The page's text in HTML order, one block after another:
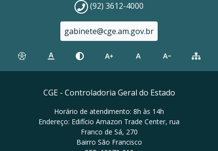
(92) 3612-4000
gabinete@cge.am.gov.br
CGE - Controladoria Geral do Estado
Horário de atendimento: 8h às 14h
Endereço: Edifício Amazon Trade Center, rua
Franco de Sá, 270
Bairro São Francisco